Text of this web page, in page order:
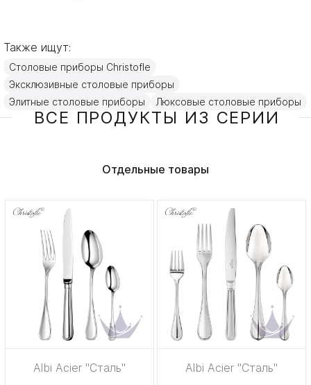
Также ищут:
Столовые приборы Christofle
Эксклюзивные столовые приборы
Элитные столовые приборы
Люксовые столовые приборы
ВСЕ ПРОДУКТЫ ИЗ СЕРИИ
Отдельные товары
Albi Acier "Сталь" Albi Acier "Сталь"